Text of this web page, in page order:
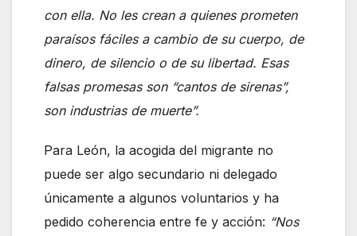
con ella. No les crean a quienes prometen
paraísos fáciles a cambio de su cuerpo, de
dinero, de silencio o de su libertad. Esas
falsas promesas son “cantos de sirenas”,
son industrias de muerte”.
Para León, la acogida del migrante no
puede ser algo secundario ni delegado
únicamente a algunos voluntarios y ha
pedido coherencia entre fe y acción: “Nos